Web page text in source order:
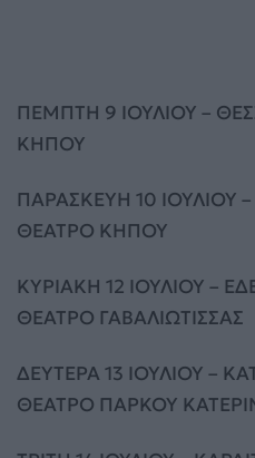
ΠΕΜΠΤΗ 9 ΙΟΥΛΙΟΥ –
ΚΗΠΟΥ
ΠΑΡΑΣΚΕΥΗ 10 ΙΟΥΛΙΟΥ
ΘΕΑΤΡΟ ΚΗΠΟΥ
ΚΥΡΙΑΚΗ 12 ΙΟΥΛΙΟΥ –
ΘΕΑΤΡΟ ΓΑΒΑΛΙΩΤΙΣΣΑΣ
ΔΕΥΤΕΡΑ 13 ΙΟΥΛΙΟΥ –
ΘΕΑΤΡΟ ΠΑΡΚΟΥ